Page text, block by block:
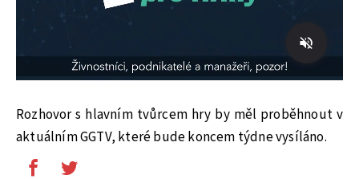
Rozhovor s hlavním tvůrcem hry by měl proběhnout v
aktuálním GGTV, které bude koncem týdne vysíláno.